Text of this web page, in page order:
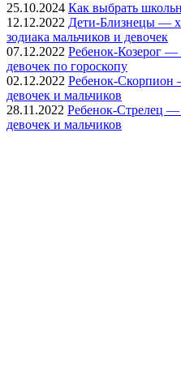
25.10.2024 Как выбрать
12.12.2022 Дети-Близнецы —
зодиака мальчиков и девочек
07.12.2022 Ребенок-Козерог —
девочек по гороскопу
02.12.2022 Ребенок-Скорпион
девочек и мальчиков
28.11.2022 Ребенок-Стрелец —
девочек и мальчиков